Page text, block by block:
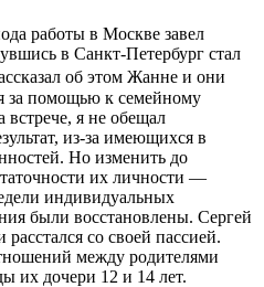
работы в Москве завел
в Санкт-Петербург стал
об этом Жанне и они
за помощью к семейному
встрече, я не обещал
из-за имеющихся в
Но изменить до
их личности —
индивидуальных
были восстановлены. Сергей
со своей пассией.
между родителями
их дочери 12 и 14 лет.